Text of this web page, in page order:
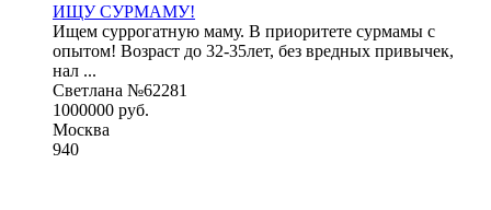
ИЩУ СУРМАМУ!
Ищем суррогатную маму. В приоритете сурмамы с
опытом! Возраст до 32-35лет, без вредных привычек,
нал ...
Светлана №62281
1000000 руб.
Москва
940